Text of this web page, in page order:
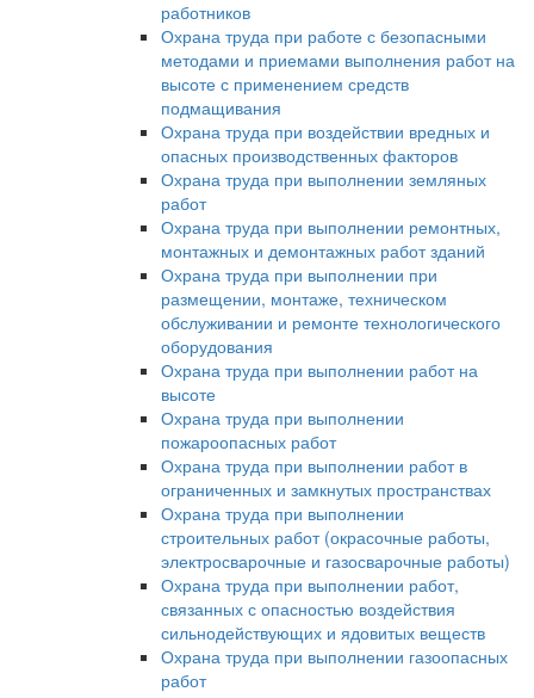
работников
Охрана труда при работе с безопасными
методами и приемами выполнения работ на
высоте с применением средств
подмащивания
Охрана труда при воздействии вредных и
опасных производственных факторов
Охрана труда при выполнении земляных
работ
Охрана труда при выполнении ремонтных,
монтажных и демонтажных работ зданий
Охрана труда при выполнении при
размещении, монтаже, техническом
обслуживании и ремонте технологического
оборудования
Охрана труда при выполнении работ на
высоте
Охрана труда при выполнении
пожароопасных работ
Охрана труда при выполнении работ в
ограниченных и замкнутых пространствах
Охрана труда при выполнении
строительных работ (окрасочные работы,
электросварочные и газосварочные работы)
Охрана труда при выполнении работ,
связанных с опасностью воздействия
сильнодействующих и ядовитых веществ
Охрана труда при выполнении газоопасных
работ